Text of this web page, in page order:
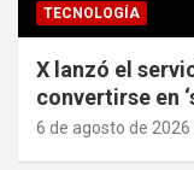
TECNOLOGÍA
X lanzó el
convertirse en
6 de agosto de 2026